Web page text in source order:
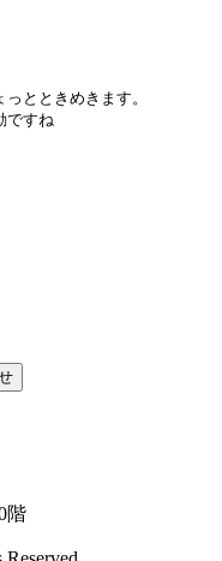
とときめきます。
ですね
階